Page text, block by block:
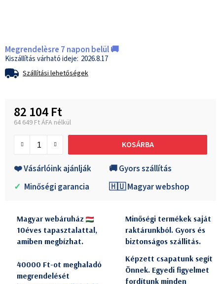
Megrendelèsre 7 napon belül 🚚
2026.8.17
Szállítási lehetőségek
82 104 Ft
64 649 Ft ÁFA nélkül
KOSÁRBA
❤️ Vásárlóink ajánlják
🚚 Gyors szállítás
✓ Minőségi garancia 🇭🇺 Magyar webshop
Magyar webáruház
10éves tapasztalattal,
amiben megbízhat.
Minőségi termékek saját
raktárunkból. Gyors és
biztonságos szállitás.
40000 Ft-ot meghaladó
megrendelését
Képzett csapatunk segít
Önnek. Egyedi figyelmet
fordítunk minden